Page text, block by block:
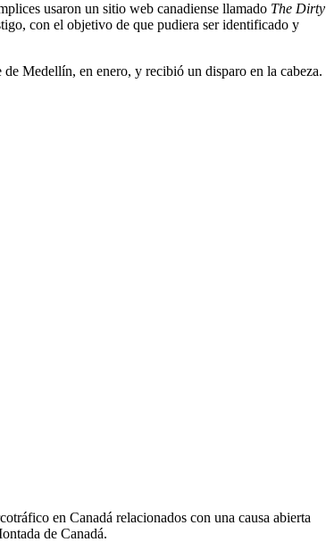
usaron un sitio web canadiense llamado The Dirty
con el objetivo de que pudiera ser identificado y
Medellín, en enero, y recibió un disparo en la cabeza.
en Canadá relacionados con una causa abierta
de Canadá.